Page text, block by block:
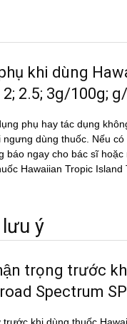
khi dùng
2.5; 3g/100g;
phụ hay tác dụng
ngưng dùng thuốc. Nếu
báo ngay cho bác sĩ
Hawaiian Tropic
ý
trọng trước
Spectrum